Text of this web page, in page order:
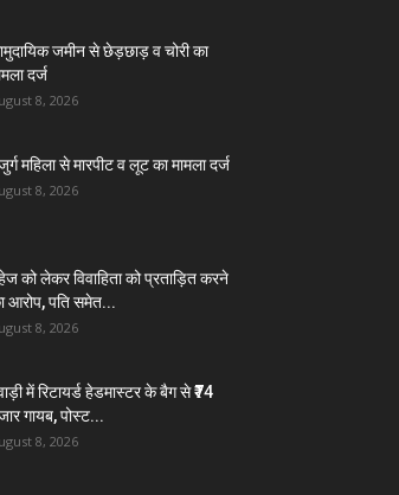
जमीन से छेड़छाड़ व चोरी का
दर्ज
8, 2026
महिला से मारपीट व लूट का मामला दर्ज
8, 2026
को लेकर विवाहिता को प्रताड़ित करने
आरोप, पति समेत...
8, 2026
में रिटायर्ड हेडमास्टर के बैग से ₹74
गायब, पोस्ट...
8, 2026